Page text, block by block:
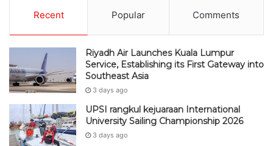
Recent Popular Comments
Riyadh Air Launches Kuala Lumpur
Service, Establishing its First Gateway into
Southeast Asia
3 days ago
UPSI rangkul kejuaraan International
University Sailing Championship 2026
3 days ago